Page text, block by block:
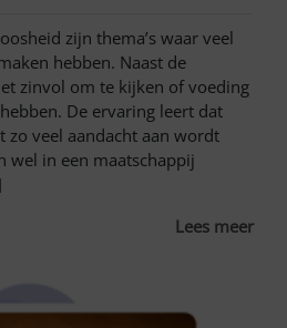
zijn thema’s waar veel
hebben. Naast de
zinvol om te kijken of voeding
De ervaring leert dat
zo veel aandacht aan wordt
wel in een maatschappij
Lees meer